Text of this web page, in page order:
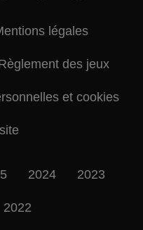
légales
des jeux
et cookies
2024 2023
2022